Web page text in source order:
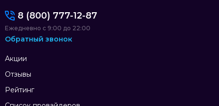
Акции
Отзывы
Рейтинг
8 (800) 777-12-87
Ежедневно с 9:00 до 22:00
Обратный звонок